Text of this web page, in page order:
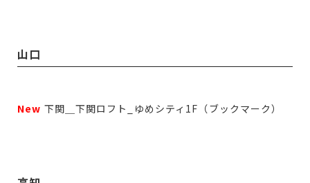
山口
New 下関＿下関ロフト_ゆめシティ1F（ブックマーク）